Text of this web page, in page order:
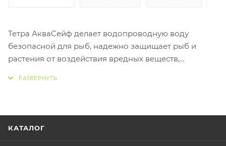
Тетра АкваСейф делает водопроводную воду
безопасной для рыб, надежно защищает рыб и
растения от воздействия вредных веществ,
КАТАЛОГ